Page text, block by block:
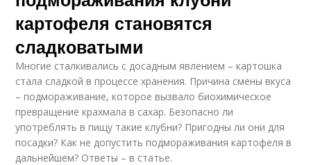
картофеля становятся
сладковатыми
Многие сталкивались с досадным явлением – картошка
стала сладкой в процессе хранения. Причина смены вкуса
– подмораживание, которое вызвало биохимическое
превращение крахмала в сахар. Безопасно ли
употреблять в пищу такие клубни? Пригодны ли они для
посадки? Как не допустить подмораживания картофеля в
дальнейшем? Ответы – в статье.